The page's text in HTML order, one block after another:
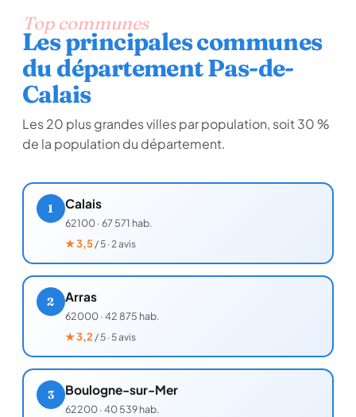
Top communes
Les principales communes
du département Pas-de-
Calais
Les 20 plus grandes villes par population, soit 30 %
de la population du département.
1 Calais
62100·67 571 hab.
★3,5/ 5 · 2 avis
2 Arras
62000·42 875 hab.
★3,2 / 5 · 5 avis
3 Boulogne-sur-Mer
62200·40 539 hab.